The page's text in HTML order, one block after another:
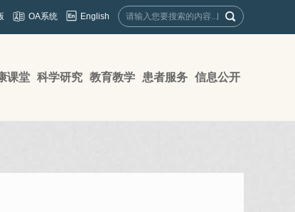
OA系统 English
课堂 科学研究 教育教学 患者服务 信息公开